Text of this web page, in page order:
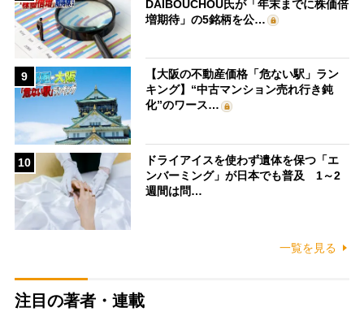
DAIBOUCHOU氏が「年末までに株価倍
増期待」の5銘柄を公…
9
【大阪の不動産価格「危ない駅」ラン
キング】“中古マンション売れ行き鈍
化”のワース…
10
ドライアイスを使わず遺体を保つ「エ
ンバーミング」が日本でも普及 1～2
週間は問…
一覧を見る
注目の著者・連載